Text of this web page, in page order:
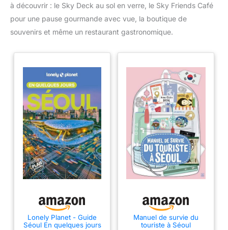
à découvrir : le Sky Deck au sol en verre, le Sky Friends Café
pour une pause gourmande avec vue, la boutique de
souvenirs et même un restaurant gastronomique.
Lonely Planet - Guide
Séoul En quelques jours
Manuel de survie du
touriste à Séoul